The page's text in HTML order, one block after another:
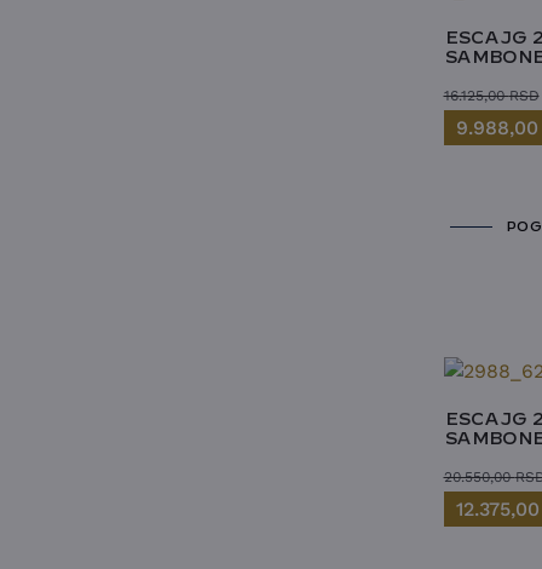
ESCAJG
16.125,00RSD
9.988,00
ESCAJG
20.550,00
12.375,00